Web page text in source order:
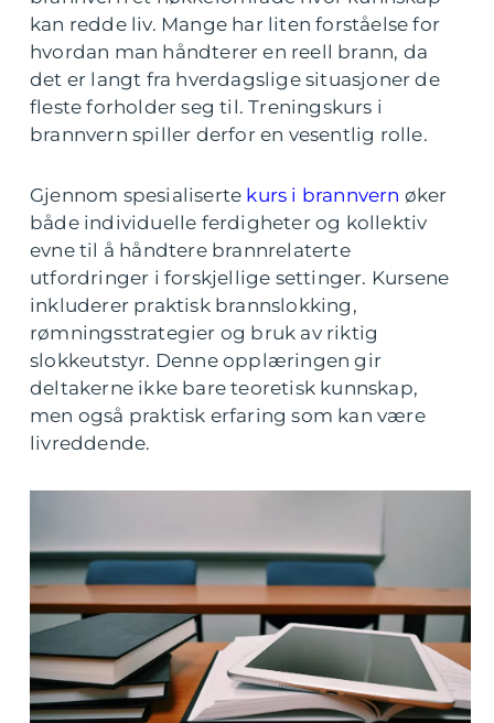
kan redde liv. Mange har liten forståelse for
hvordan man håndterer en reell brann, da
det er langt fra hverdagslige situasjoner de
fleste forholder seg til. Treningskurs i
brannvern spiller derfor en vesentlig rolle.
Gjennom spesialiserte kurs i brannvern øker
både individuelle ferdigheter og kollektiv
evne til å håndtere brannrelaterte
utfordringer i forskjellige settinger. Kursene
inkluderer praktisk brannslokking,
rømningsstrategier og bruk av riktig
slokkeutstyr. Denne opplæringen gir
deltakerne ikke bare teoretisk kunnskap,
men også praktisk erfaring som kan være
livreddende.